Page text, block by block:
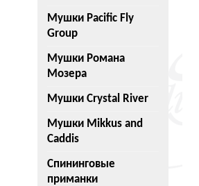
Мушки Pacific Fly
Group
Мушки Романа
Мозера
Мушки Crystal River
Мушки Mikkus and
Caddis
Спининговые
приманки